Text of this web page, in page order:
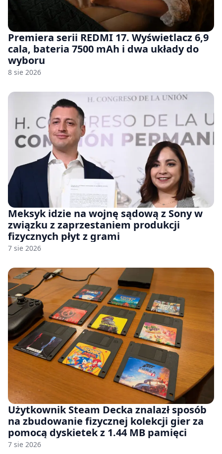
Premiera serii REDMI 17. Wyświetlacz 6,9
cala, bateria 7500 mAh i dwa układy do
wyboru
8 sie 2026
Meksyk idzie na wojnę sądową z Sony w
związku z zaprzestaniem produkcji
fizycznych płyt z grami
7 sie 2026
Użytkownik Steam Decka znalazł sposób
na zbudowanie fizycznej kolekcji gier za
pomocą dyskietek z 1.44 MB pamięci
7 sie 2026